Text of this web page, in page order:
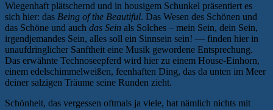
Wiegenhaft plätschernd und in housigem Schunkel präsentiert es
sich hier: das Being of the Beautiful. Das Wesen des Schönen und
das Schöne und auch das Sein als Solches – mein Sein, dein Sein,
irgendjemandes Sein, alles soll ein Sinnsein sein! — finden hier in
unaufdringlicher Sanftheit eine Musik gewordene Entsprechung.
Das erwähnte Technoseepferd wird hier zu einem House-Einhorn,
einem edelschimmelweißen, feenhaften Ding, das da unten im Meer
deiner salzigen Träume seine Runden zieht.
Schönheit, das vergessen oftmals ja viele, hat nämlich nichts mit